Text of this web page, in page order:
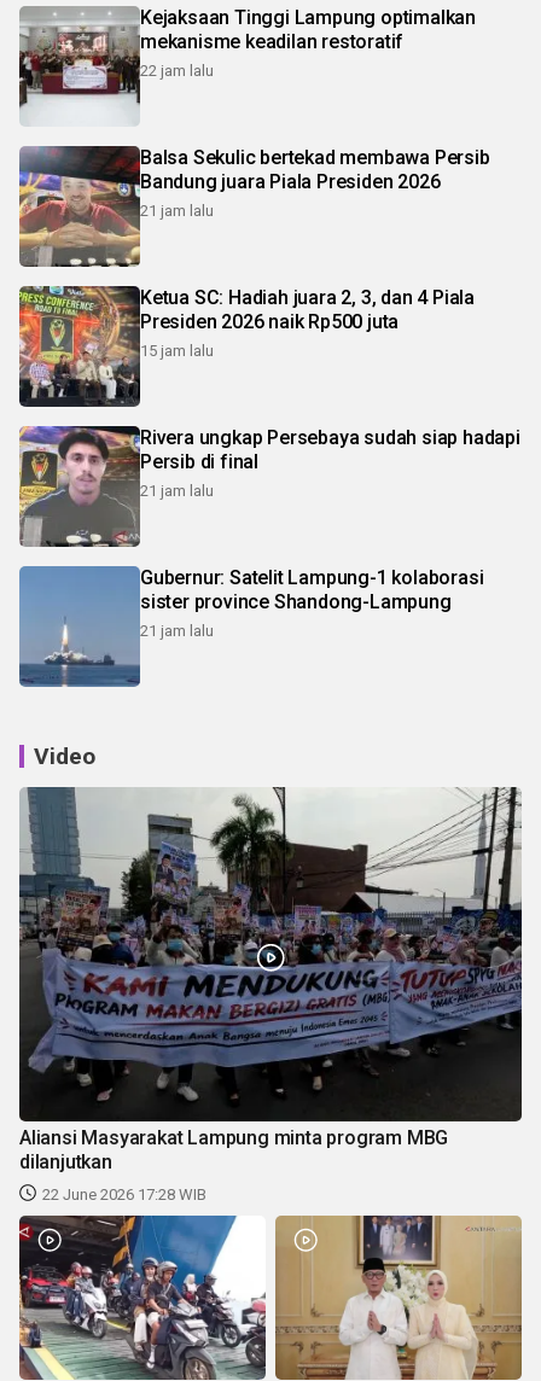
Kejaksaan Tinggi Lampung optimalkan
mekanisme keadilan restoratif
22 jam lalu
Balsa Sekulic bertekad membawa Persib
Bandung juara Piala Presiden 2026
21 jam lalu
Ketua SC: Hadiah juara 2, 3, dan 4 Piala
Presiden 2026 naik Rp500 juta
15 jam lalu
Rivera ungkap Persebaya sudah siap hadapi
Persib di final
21 jam lalu
Gubernur: Satelit Lampung-1 kolaborasi
sister province Shandong-Lampung
21 jam lalu
Video
Aliansi Masyarakat Lampung minta program MBG
dilanjutkan
22 June 2026 17:28 WIB